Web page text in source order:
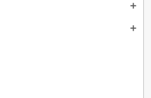
add
add